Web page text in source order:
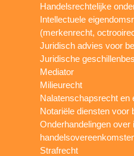
Handelsrechtelijke
Intellectuele
(merkenrecht,
Juridisch advies voor
Juridische
Mediator
Milieurecht
Nalatenschapsrecht en
Notariële diensten voor
Onderhandelingen over
Strafrecht